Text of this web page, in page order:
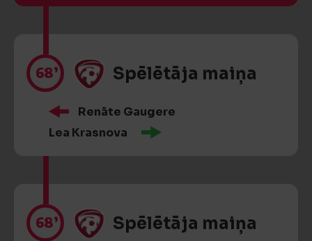
68’ Spēlētāja maiņa
Renāte Gaugere
Lea Krasnova
68’ Spēlētāja maiņa